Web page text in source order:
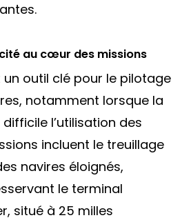
au cœur des missions
un outil clé pour le pilotage
notamment lorsque la
l’utilisation des
incluent le treuillage
navires éloignés,
le terminal
situé à 25 milles